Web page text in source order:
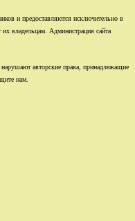
и предоставляются исключительно в
владельцам. Администрация сайта
авторские права, принадлежащие
нам.